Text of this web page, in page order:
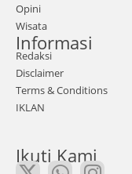
azan
a
Pim
pin
Ikat
an
arga
Opini
Wisata
Informasi
Redaksi
Disclaimer
Terms & Conditions
IKLAN
Ikuti Kami